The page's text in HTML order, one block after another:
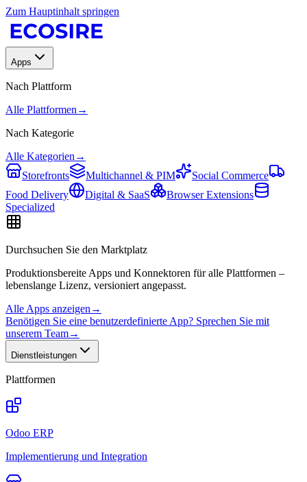
Zum Hauptinhalt springen
Apps
Nach Plattform
Alle Plattformen →
Nach Kategorie
Alle Kategorien →
Storefronts
Multichannel & PIM
Social Commerce
Food Delivery
Digital & SaaS
Browser Extensions
Specialized
Durchsuchen Sie den Marktplatz
Produktionsbereite Apps und Konnektoren für alle Plattformen –
lebenslange Lizenz, versioniert angepasst.
Alle Apps anzeigen →
Benötigen Sie eine benutzerdefinierte App? Sprechen Sie mit
unserem Team→
Dienstleistungen
Plattformen
Odoo ERP
Implementierung und Integration